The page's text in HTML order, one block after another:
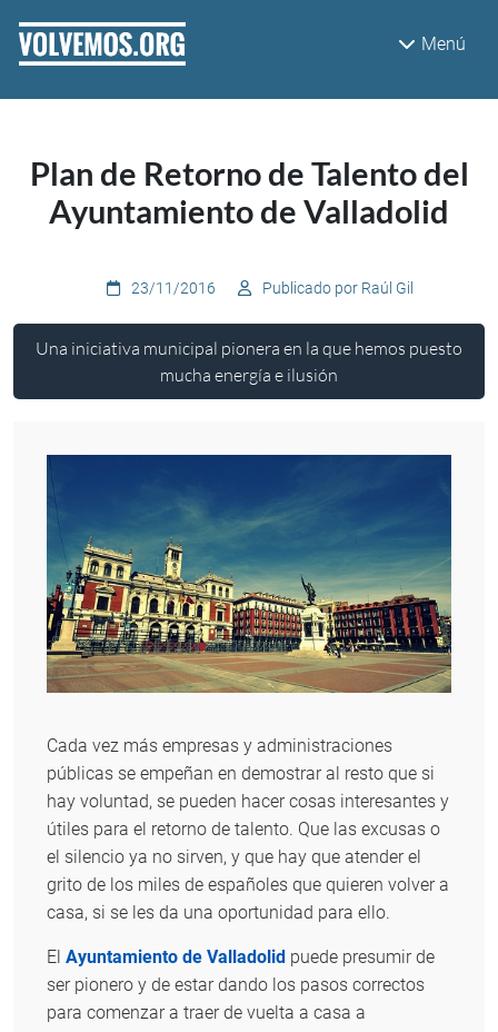
Menú
Plan de Retorno de Talento del
Ayuntamiento de Valladolid
23/11/2016 Publicado por Raúl Gil
Una iniciativa municipal pionera en la que hemos puesto
mucha energía e ilusión
Cada vez más empresas y administraciones
públicas se empeñan en demostrar al resto que si
hay voluntad, se pueden hacer cosas interesantes y
útiles para el retorno de talento. Que las excusas o
el silencio ya no sirven, y que hay que atender el
grito de los miles de españoles que quieren volver a
casa, si se les da una oportunidad para ello.
El Ayuntamiento de Valladolid puede presumir de
ser pionero y de estar dando los pasos correctos
para comenzar a traer de vuelta a casa a